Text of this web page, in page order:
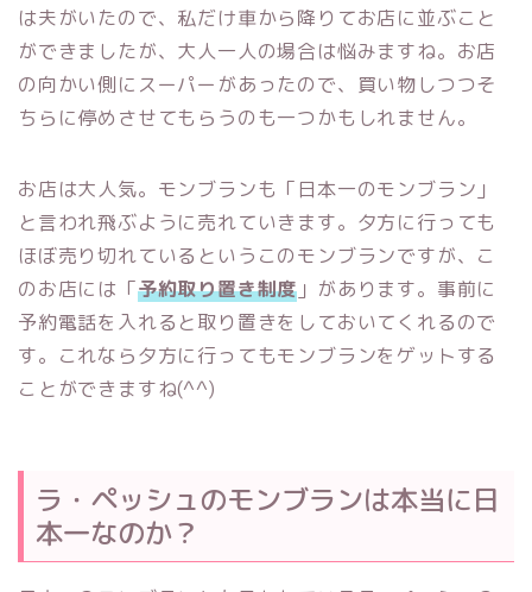
は夫がいたので、私だけ車から降りてお店に並ぶこと
ができましたが、大人一人の場合は悩みますね。お店
の向かい側にスーパーがあったので、買い物しつつそ
ちらに停めさせてもらうのも一つかもしれません。
お店は大人気。モンブランも「日本一のモンブラン」
と言われ飛ぶように売れていきます。夕方に行っても
ほぼ売り切れているというこのモンブランですが、こ
のお店には「予約取り置き制度 」があります。事前に
予約電話を入れると取り置きをしておいてくれるので
す。これなら夕方に行ってもモンブランをゲットする
ことができますね(^^)
ラ・ペッシュのモンブランは本当に日
本一なのか？